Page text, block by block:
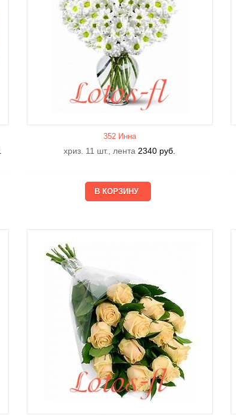
2 Вайолет
2150 руб.
352 Инна
хриз. 11 шт., лента 2340 руб.